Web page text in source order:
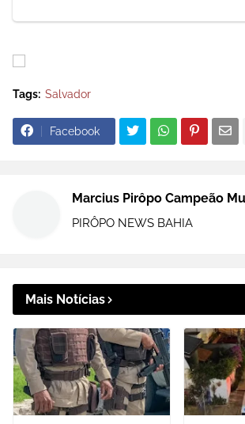
Tags: Salvador
Facebook
Marcius Pirôpo Campeão
PIRÔPO NEWS BAHIA
Mais Notícias